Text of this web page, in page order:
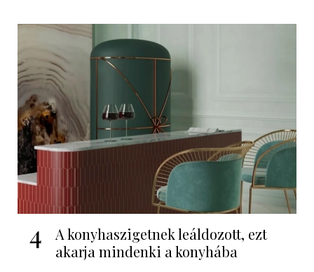
4
A konyhaszigetnek leáldozott, ezt
akarja mindenki a konyhába